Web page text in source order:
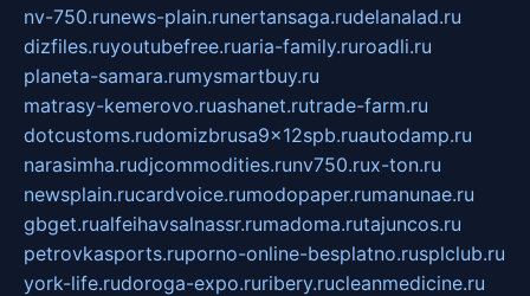
nv-750.runews-plain.runertansaga.rudelanalad.ru
dizfiles.ruyoutubefree.ruaria-family.ruroadli.ru
planeta-samara.rumysmartbuy.ru
matrasy-kemerovo.ruashanet.rutrade-farm.ru
dotcustoms.rudomizbrusa9x12spb.ruautodamp.ru
narasimha.rudjcommodities.runv750.rux-ton.ru
newsplain.rucardvoice.rumodopaper.rumanunae.ru
gbget.rualfeihavsalnassr.rumadoma.rutajuncos.ru
petrovkasports.ruporno-online-besplatno.rusplclub.ru
york-life.rudoroga-expo.ruribery.rucleanmedicine.ru